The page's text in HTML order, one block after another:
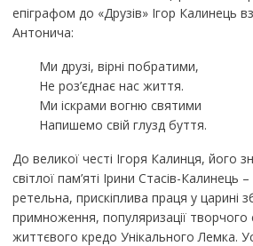
епіграфом до «Друзів» Ігор Калинець
Антонича:
Ми друзі, вірні побратими,
Не роз’єднає нас життя.
Ми іскрами вогню святими
Напишемо свій глузд буття.
До великої честі Ігоря Калинця, його
світлої пам’яті Ірини Стасів-
ретельна, прискіплива праця у царині
примноження, популяризації творчого
життєвого кредо Унікального Лемка.